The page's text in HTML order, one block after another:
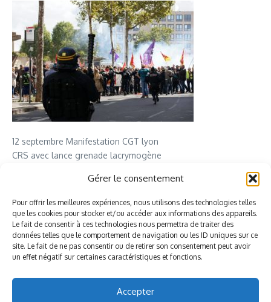
Gérer le consentement
Pour offrir les meilleures expériences, nous utilisons des technologies telles
que les cookies pour stocker et/ou accéder aux informations des appareils.
Le fait de consentir à ces technologies nous permettra de traiter des
données telles que le comportement de navigation ou les ID uniques sur ce
site. Le fait de ne pas consentir ou de retirer son consentement peut avoir
un effet négatif sur certaines caractéristiques et fonctions.
Accepter
12 septembre Manifestation CGT lyon
CRS avec lance grenade lacrymogène
Antoine COUSSEAU